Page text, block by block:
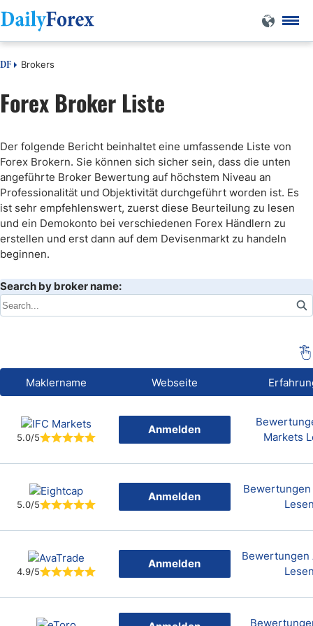
DF Brokers
Forex Broker Liste
Der folgende Bericht beinhaltet eine umfassende Liste von
Forex Brokern. Sie können sich sicher sein, dass die unten
angeführte Broker Bewertung auf höchstem Niveau an
Professionalität und Objektivität durchgeführt worden ist. Es
ist sehr empfehlenswert, zuerst diese Beurteilung zu lesen
und ein Demokonto bei verschiedenen Forex Händlern zu
erstellen und erst dann auf dem Devisenmarkt zu handeln
beginnen.
Search by broker name:
Maklername Webseite
5.0/5
Anmelden
Markets
5.0/5
Anmelden
Bewertungen
4.9/5
Anmelden
Bewertungen